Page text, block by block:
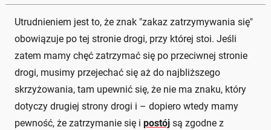
Utrudnieniem jest to, że znak "zakaz zatrzymywania się"
obowiązuje po tej stronie drogi, przy której stoi. Jeśli
zatem mamy chęć zatrzymać się po przeciwnej stronie
drogi, musimy przejechać się aż do najbliższego
skrzyżowania, tam upewnić się, że nie ma znaku, który
dotyczy drugiej strony drogi i – dopiero wtedy mamy
pewność, że zatrzymanie się i postój są zgodne z